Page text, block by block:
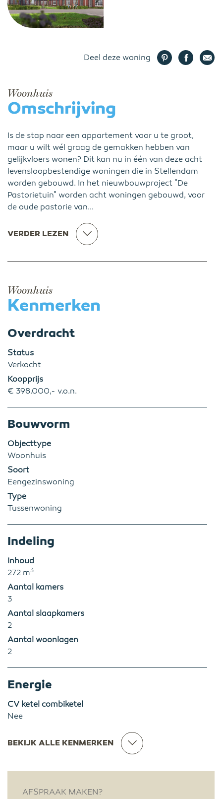
Deel deze woning
Woonhuis
Omschrijving
Is de stap naar een appartement voor u te groot,
maar u wilt wél graag de gemakken hebben van
gelijkvloers wonen? Dit kan nu in één van deze acht
levensloopbestendige woningen die in Stellendam
worden gebouwd. In het nieuwbouwproject "De
Pastorietuin" worden acht woningen gebouwd, voor
de oude pastorie van...
VERDER LEZEN
Woonhuis
Kenmerken
Overdracht
Status
Verkocht
Koopprijs
€ 398.000,- v.o.n.
Bouwvorm
Objecttype
Woonhuis
Soort
Eengezinswoning
Type
Tussenwoning
Indeling
Inhoud
272 m3
Aantal kamers
3
Aantal slaapkamers
2
Aantal woonlagen
2
Energie
CV ketel combiketel
Nee
BEKIJK ALLE KENMERKEN
AFSPRAAK MAKEN?